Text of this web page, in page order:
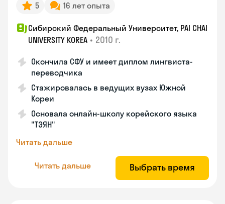
5 16 лет опыта
Сибирский Федеральный Университет, PAI CHAI
UNIVERSITY KOREA • 2010 г.
Окончила СФУ и имеет диплом лингвиста-
переводчика
Стажировалась в ведущих вузах Южной
Кореи
Основала онлайн-школу корейского языка
"ТЭЯН"
Читать дальше
Читать дальше Выбрать время